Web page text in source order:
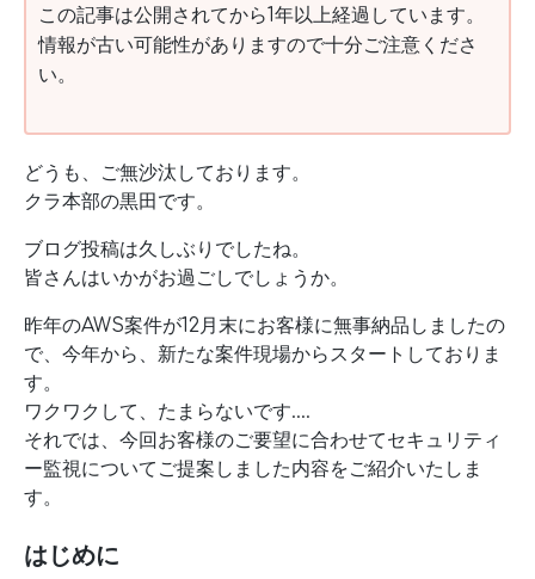
この記事は公開されてから1年以上経過しています。
情報が古い可能性がありますので十分ご注意くださ
い。
どうも、ご無沙汰しております。
クラ本部の黒田です。
ブログ投稿は久しぶりでしたね。
皆さんはいかがお過ごしでしょうか。
昨年のAWS案件が12月末にお客様に無事納品しましたの
で、今年から、新たな案件現場からスタートしておりま
す。
ワクワクして、たまらないです….
それでは、今回お客様のご要望に合わせてセキュリティ
ー監視についてご提案しました内容をご紹介いたしま
す。
はじめに